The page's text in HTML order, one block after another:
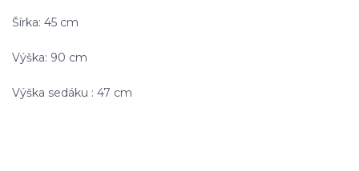
Šírka: 45 cm
Výška: 90 cm
Výška sedáku : 47 cm